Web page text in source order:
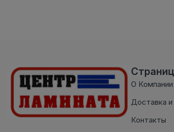
О Компании
Доставка и
Контакты